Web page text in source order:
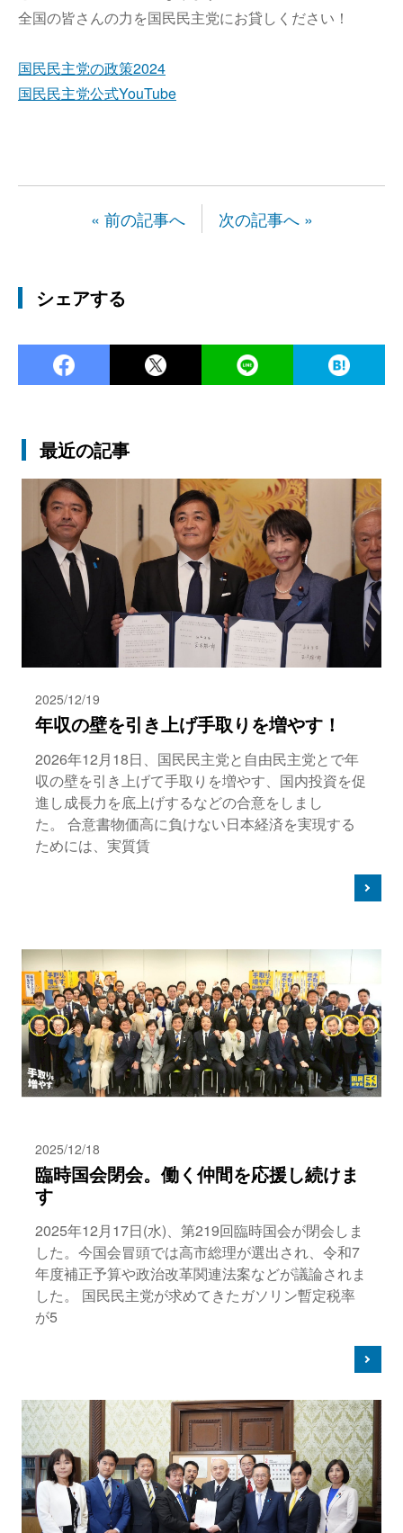
全国の皆さんの力を国民民主党にお貸しください！
国民民主党の政策2024
国民民主党公式YouTube
« 前の記事へ 次の記事へ »
シェアする
Facebook Twitter
最近の記事
2025/12/19
年収の壁を引き上げ手取りを増やす！
2026年12月18日、国民民主党と自由民主党とで年
収の壁を引き上げて手取りを増やす、国内投資を促
進し成長力を底上げするなどの合意をしまし
た。 合意書物価高に負けない日本経済を実現する
ためには、実質賃
2025/12/18
臨時国会閉会。働く仲間を応援し続けま
す
2025年12月17日(水)、第219回臨時国会が閉会しま
した。今国会冒頭では高市総理が選出され、令和7
年度補正予算や政治改革関連法案などが議論されま
した。 国民民主党が求めてきたガソリン暫定税率
が5